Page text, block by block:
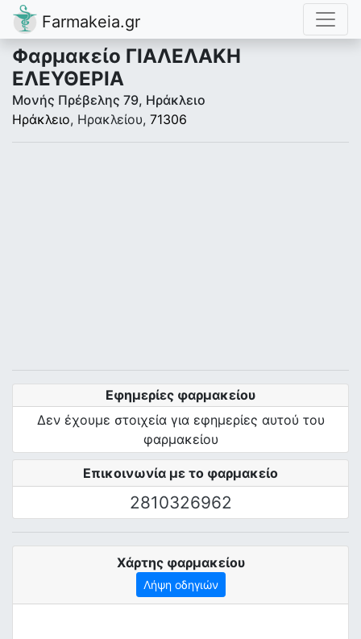
Farmakeia.gr
Φαρμακείο ΓΙΑΛΕΛΑΚΗ
ΕΛΕΥΘΕΡΙΑ
Μονής Πρέβελης 79, Ηράκλειο
Ηράκλειο, Ηρακλείου, 71306
Επικοινωνία με το φαρμακείο
2810326962
Εφημερίες φαρμακείου
Δεν έχουμε στοιχεία για εφημερίες αυτού του
φαρμακείου
Χάρτης φαρμακείου
Λήψη οδηγιών